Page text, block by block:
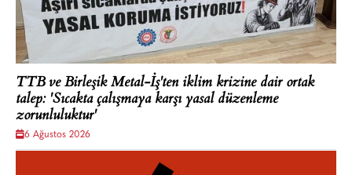
TTB ve Birleşik Metal-İş'ten iklim krizine dair ortak
talep: 'Sıcakta çalışmaya karşı yasal düzenleme
zorunluluktur'
6 Ağustos 2026